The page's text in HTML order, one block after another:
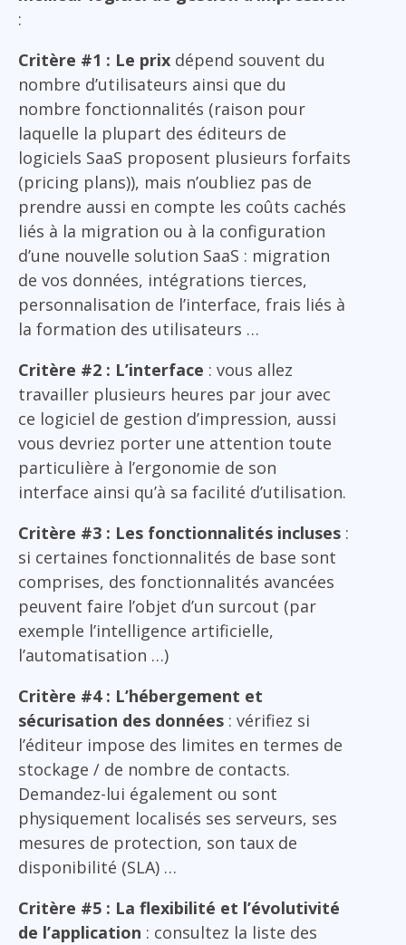
:
Critère #1 : Le prix dépend souvent du
nombre d’utilisateurs ainsi que du
nombre fonctionnalités (raison pour
laquelle la plupart des éditeurs de
logiciels SaaS proposent plusieurs forfaits
(pricing plans)), mais n’oubliez pas de
prendre aussi en compte les coûts cachés
liés à la migration ou à la configuration
d’une nouvelle solution SaaS : migration
de vos données, intégrations tierces,
personnalisation de l’interface, frais liés à
la formation des utilisateurs …
Critère #2 : L’interface : vous allez
travailler plusieurs heures par jour avec
ce logiciel de gestion d’impression, aussi
vous devriez porter une attention toute
particulière à l’ergonomie de son
interface ainsi qu’à sa facilité d’utilisation.
Critère #3 : Les fonctionnalités incluses :
si certaines fonctionnalités de base sont
comprises, des fonctionnalités avancées
peuvent faire l’objet d’un surcout (par
exemple l’intelligence artificielle,
l’automatisation …)
Critère #4 : L’hébergement et
sécurisation des données : vérifiez si
l’éditeur impose des limites en termes de
stockage / de nombre de contacts.
Demandez-lui également ou sont
physiquement localisés ses serveurs, ses
mesures de protection, son taux de
disponibilité (SLA) …
Critère #5 : La flexibilité et l’évolutivité
de l’application : consultez la liste des